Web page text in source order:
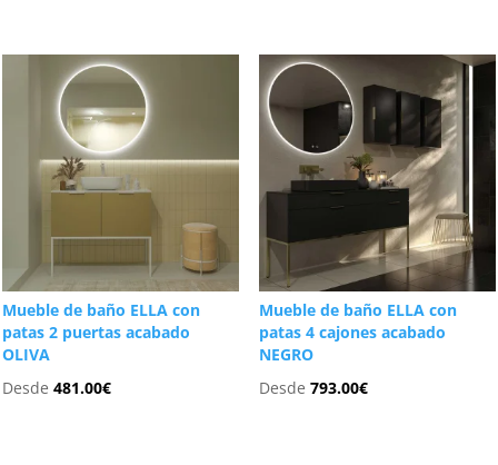
Mueble de baño ELLA con
patas 2 puertas acabado
OLIVA
Desde481.00€
Mueble de baño ELLA con
patas 4 cajones acabado
NEGRO
Desde 793.00€